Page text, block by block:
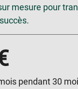
mesure pour
pendant 30